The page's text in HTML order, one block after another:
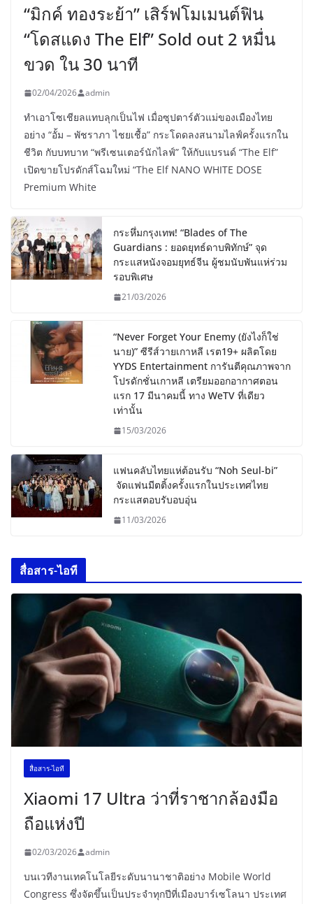
“มิกค์ ทองระย้า” เสิร์ฟโมเมนต์ฟิน
“โดสแดง The Elf” Sold out 2 หมื่น
ขวด ใน 30 นาที
02/04/2026 admin
ทำเอาโซเชียลแทบลุกเป็นไฟ เมื่อซุปตาร์ตัวแม่ของเมืองไทย
อย่าง “อั้ม – พัชราภา ไชยเชื้อ” กระโดดลงสนามไลฟ์ครั้งแรกใน
ชีวิต กับบทบาท “พรีเซนเตอร์นักไลฟ์” ให้กับแบรนด์ “The Elf”
เปิดขายโปรดักส์โฉมใหม่ “The Elf NANO WHITE DOSE
Premium White
กระหึ่มกรุงเทพ! “Blades of The
Guardians : ยอดยุทธ์ดาบพิทักษ์” จุด
กระแสหนังจอมยุทธ์จีน ผู้ชมนับพันแห่ร่วม
รอบพิเศษ
21/03/2026
“Never Forget Your Enemy (ยังไงก็ใช่
นาย)” ซีรีส์วายเกาหลี เรต19+ ผลิตโดย
YYDS Entertainment การันตีคุณภาพจาก
โปรดักชั่นเกาหลี เตรียมออกอากาศตอน
แรก 17 มีนาคมนี้ ทาง WeTV ที่เดียว
เท่านั้น
15/03/2026
แฟนคลับไทยแห่ต้อนรับ “Noh Seul-bi”
จัดแฟนมีตติ้งครั้งแรกในประเทศไทย
กระแสตอบรับอบอุ่น
11/03/2026
สื่อสาร-ไอที
สื่อสาร-ไอที
Xiaomi 17 Ultra ว่าที่ราชากล้องมือ
ถือแห่งปี
02/03/2026 admin
บนเวทีงานเทคโนโลยีระดับนานาชาติอย่าง Mobile World
Congress ซึ่งจัดขึ้นเป็นประจำทุกปีที่เมืองบาร์เซโลนา ประเทศ